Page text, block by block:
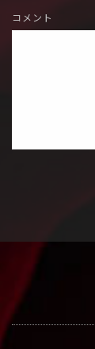
コメント